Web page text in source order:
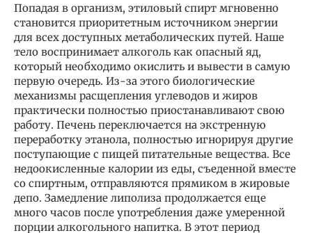
Попадая в организм, этиловый спирт мгновенно
становится приоритетным источником энергии
для всех доступных метаболических путей. Наше
тело воспринимает алкоголь как опасный яд,
который необходимо окислить и вывести в самую
первую очередь. Из-за этого биологические
механизмы расщепления углеводов и жиров
практически полностью приостанавливают свою
работу. Печень переключается на экстренную
переработку этанола, полностью игнорируя другие
поступающие с пищей питательные вещества. Все
недоокисленные калории из еды, съеденной вместе
со спиртным, отправляются прямиком в жировые
депо. Замедление липолиза продолжается еще
много часов после употребления даже умеренной
порции алкогольного напитка. В этот период